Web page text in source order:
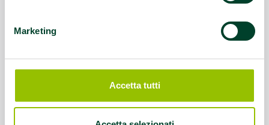
Marketing
Accetta tutti